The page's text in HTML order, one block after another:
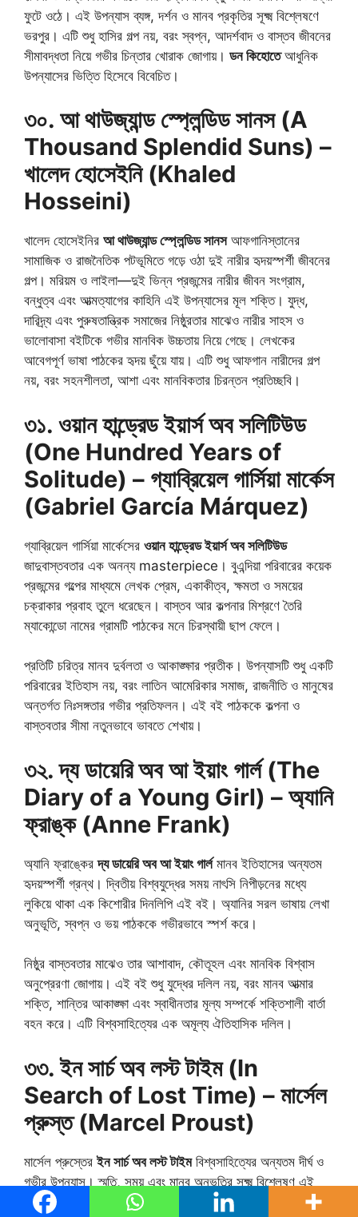
ফুটে ওঠে। এই উপন্যাস ব্যঙ্গ, দর্শন ও মানব প্রকৃতির সূক্ষ্ম বিশ্লেষণে
ভরপুর। এটি শুধু হাসির গল্প নয়, বরং স্বপ্ন, আদর্শবাদ ও বাস্তব জীবনের
সীমাবদ্ধতা নিয়ে গভীর চিন্তার খোরাক জোগায়। ডন কিহোতেআধুনিক
উপন্যাসের ভিত্তি হিসেবে বিবেচিত।
৩০. আ থাউজ্যান্ড স্প্লেন্ডিড সানস (A
Thousand Splendid Suns) –
খালেদ হোসেইনি (Khaled
Hosseini)
খালেদ হোসেইনির আ থাউজ্যান্ড স্প্লেন্ডিড সানসআফগানিস্তানের
সামাজিক ও রাজনৈতিক পটভূমিতে গড়ে ওঠা দুই নারীর হৃদয়স্পর্শী জীবনের
গল্প। মরিয়ম ও লাইলা—দুই ভিন্ন প্রজন্মের নারীর জীবন সংগ্রাম,
বন্ধুত্ব এবং আত্মত্যাগের কাহিনি এই উপন্যাসের মূল শক্তি। যুদ্ধ,
দারিদ্র্য এবং পুরুষতান্ত্রিক সমাজের নিষ্ঠুরতার মাঝেও নারীর সাহস ও
ভালোবাসা বইটিকে গভীর মানবিক উচ্চতায় নিয়ে গেছে। লেখকের
আবেগপূর্ণ ভাষা পাঠকের হৃদয় ছুঁয়ে যায়। এটি শুধু আফগান নারীদের গল্প
নয়, বরং সহনশীলতা, আশা এবং মানবিকতার চিরন্তন প্রতিচ্ছবি।
৩১. ওয়ান হান্ড্রেড ইয়ার্স অব সলিটিউড
(One Hundred Years of
Solitude) – গ্যাব্রিয়েল গার্সিয়া মার্কেস
(Gabriel García Márquez)
গ্যাব্রিয়েল গার্সিয়া মার্কেসের ওয়ান হান্ড্রেড ইয়ার্স অব সলিটিউড
জাদুবাস্তবতার এক অনন্য masterpiece। বুএন্দিয়া পরিবারের কয়েক
প্রজন্মের গল্পের মাধ্যমে লেখক প্রেম, একাকীত্ব, ক্ষমতা ও সময়ের
চক্রাকার প্রবাহ তুলে ধরেছেন। বাস্তব আর কল্পনার মিশ্রণে তৈরি
ম্যাকোন্ডো নামের গ্রামটি পাঠকের মনে চিরস্থায়ী ছাপ ফেলে।
প্রতিটি চরিত্র মানব দুর্বলতা ও আকাঙ্ক্ষার প্রতীক। উপন্যাসটি শুধু একটি
পরিবারের ইতিহাস নয়, বরং লাতিন আমেরিকার সমাজ, রাজনীতি ও মানুষের
অন্তর্গত নিঃসঙ্গতার গভীর প্রতিফলন। এই বই পাঠককে কল্পনা ও
বাস্তবতার সীমা নতুনভাবে ভাবতে শেখায়।
৩২. দ্য ডায়েরি অব আ ইয়াং গার্ল (The
Diary of a Young Girl) – অ্যানি
ফ্রাঙ্ক (Anne Frank)
অ্যানি ফ্রাঙ্কেরদ্য ডায়েরি অব আ ইয়াং গার্লমানব ইতিহাসের অন্যতম
হৃদয়স্পর্শী গ্রন্থ। দ্বিতীয় বিশ্বযুদ্ধের সময় নাৎসি নিপীড়নের মধ্যে
লুকিয়ে থাকা এক কিশোরীর দিনলিপি এই বই। অ্যানির সরল ভাষায় লেখা
অনুভূতি, স্বপ্ন ও ভয় পাঠককে গভীরভাবে স্পর্শ করে।
নিষ্ঠুর বাস্তবতার মাঝেও তার আশাবাদ, কৌতূহল এবং মানবিক বিশ্বাস
অনুপ্রেরণা জোগায়। এই বই শুধু যুদ্ধের দলিল নয়, বরং মানব আত্মার
শক্তি, শান্তির আকাঙ্ক্ষা এবং স্বাধীনতার মূল্য সম্পর্কে শক্তিশালী বার্তা
বহন করে। এটি বিশ্বসাহিত্যের এক অমূল্য ঐতিহাসিক দলিল।
৩৩. ইন সার্চ অব লস্ট টাইম (In
Search of Lost Time) – মার্সেল
প্রুস্ত (Marcel Proust)
মার্সেল প্রুস্তেরইন সার্চ অব লস্ট টাইমবিশ্বসাহিত্যের অন্যতম দীর্ঘ ও
গভীর উপন্যাস। স্মৃতি, সময় এবং মানব অনুভূতির সূক্ষ্ম বিশ্লেষণ এই
গ্রন্থের মূল বিষয়। লেখক ছোট ছোট অভিজ্ঞতার মাধ্যমে মানুষের